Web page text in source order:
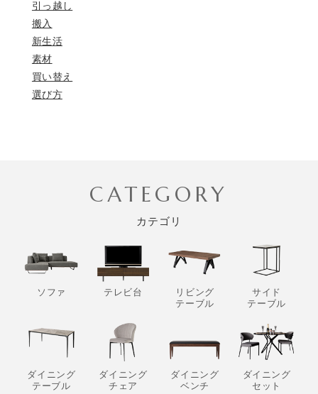
引っ越し
搬入
新生活
素材
買い替え
選び方
CATEGORY
カテゴリ
ソファ テレビ台
リビング
テーブル
サイド
テーブル
ダイニング
テーブル
ダイニング
チェア
ダイニング
ベンチ
ダイニング
セット